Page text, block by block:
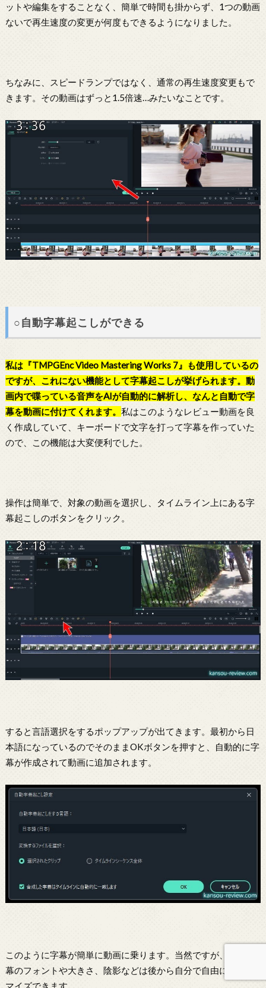
ットや編集をすることなく、簡単で時間も掛からず、1つの動画
ないで再生速度の変更が何度もできるようになりました。
ちなみに、スピードランプではなく、通常の再生速度変更もで
きます。その動画はずっと1.5倍速…みたいなことです。
○自動字幕起こしができる
私は『TMPGEnc Video Mastering Works 7』も使用しているの
ですが、これにない機能として字幕起こしが挙げられます。動
画内で喋っている音声をAIが自動的に解析し、なんと自動で字
幕を動画に付けてくれます。 私はこのようなレビュー動画を良
く作成していて、キーボードで文字を打って字幕を作っていた
ので、この機能は大変便利でした。
操作は簡単で、対象の動画を選択し、タイムライン上にある字
幕起こしのボタンをクリック。
すると言語選択をするポップアップが出てきます。最初から日
本語になっているのでそのままOKボタンを押すと、自動的に字
幕が作成されて動画に追加されます。
このように字幕が簡単に動画に乗ります。当然ですが、この字
幕のフォントや大きさ、陰影などは後から自分で自由にカスタ
マイズできます。